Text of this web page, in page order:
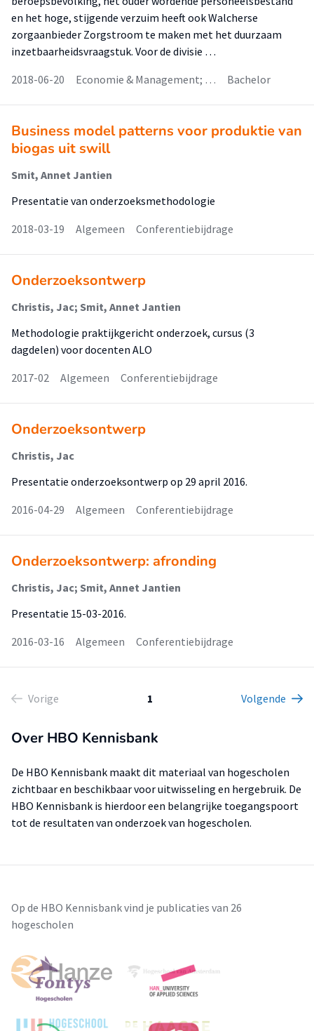
en het hoge, stijgende verzuim heeft ook Walcherse
zorgaanbieder Zorgstroom te maken met het duurzaam
inzetbaarheidsvraagstuk. Voor de divisie …
2018-06-20
Economie & Management; … Bachelor
Business model patterns voor produktie van
biogas uit swill
Smit, Annet Jantien
Presentatie van onderzoeksmethodologie
2018-03-19
Algemeen Conferentiebijdrage
Onderzoeksontwerp
Christis, Jac; Smit, Annet Jantien
Methodologie praktijkgericht onderzoek, cursus (3
dagdelen) voor docenten ALO
2017-02
Algemeen Conferentiebijdrage
Onderzoeksontwerp
Christis, Jac
Presentatie onderzoeksontwerp op 29 april 2016.
2016-04-29
Algemeen Conferentiebijdrage
Onderzoeksontwerp: afronding
Christis, Jac; Smit, Annet Jantien
Presentatie 15-03-2016.
2016-03-16
Algemeen Conferentiebijdrage
Vorige 1 Volgende
Over HBO Kennisbank
De HBO Kennisbank maakt dit materiaal van hogescholen
zichtbaar en beschikbaar voor uitwisseling en hergebruik. De
HBO Kennisbank is hierdoor een belangrijke toegangspoort
tot de resultaten van onderzoek van hogescholen.
Op de HBO Kennisbank vind je publicaties van 26
hogescholen